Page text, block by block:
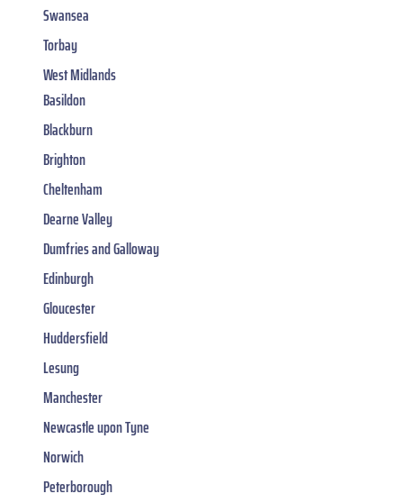
Swansea
Torbay
West Midlands
Basildon
Blackburn
Brighton
Cheltenham
Dearne Valley
Dumfries and Galloway
Edinburgh
Gloucester
Huddersfield
Lesung
Manchester
Newcastle upon Tyne
Norwich
Peterborough